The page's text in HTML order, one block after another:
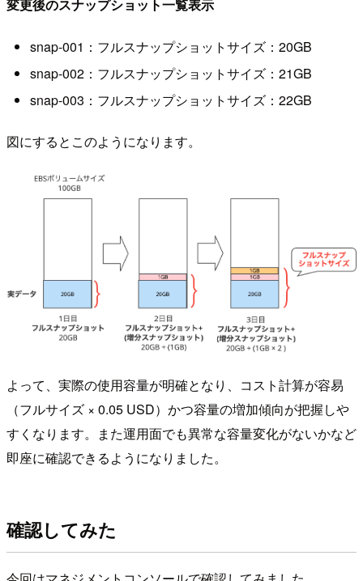
変更後のスナップショット一覧表示
snap-001：フルスナップショットサイズ：20GB
snap-002：フルスナップショットサイズ：21GB
snap-003：フルスナップショットサイズ：22GB
図にするとこのようになります。
よって、実際の使用容量が明確となり、コスト計算が容易
（フルサイズ × 0.05 USD）かつ容量の増加傾向が把握しや
すくなります。また運用面でも異常な容量変化がないかなど
即座に確認できるようになりました。
確認してみた